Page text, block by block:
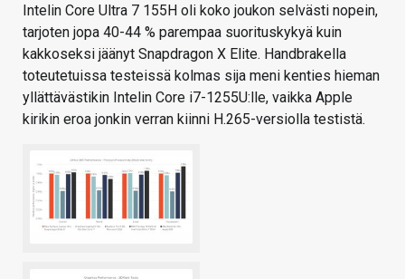
Intelin Core Ultra 7 155H oli koko joukon selvästi nopein,
tarjoten jopa 40-44 % parempaa suorituskykyä kuin
kakkoseksi jäänyt Snapdragon X Elite. Handbrakella
toteutetuissa testeissä kolmas sija meni kenties hieman
yllättävästikin Intelin Core i7-1255U:lle, vaikka Apple
kirikin eroa jonkin verran kiinni H.265-versiolla testistä.